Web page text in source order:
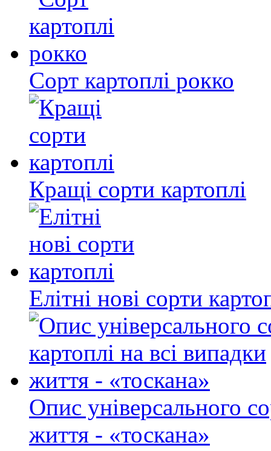
Сорт картоплі рокко
Кращі сорти картоплі
Елітні нові сорти
Опис універсального
життя - «тоскана»